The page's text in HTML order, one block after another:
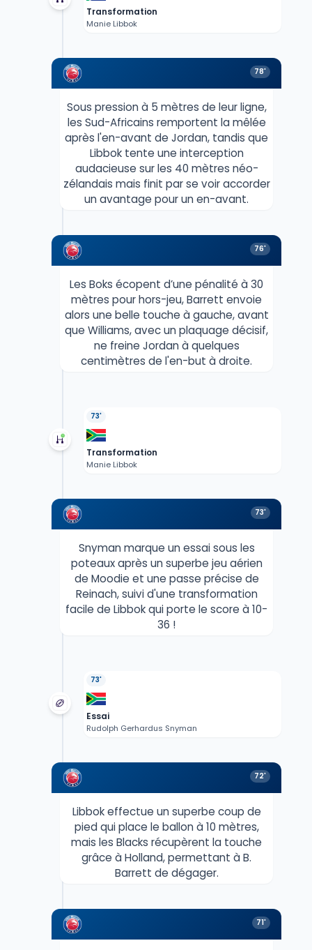
Transformation
Manie Libbok
78'
Sous pression à 5 mètres de leur ligne,
les Sud-Africains remportent la mêlée
après l'en-avant de Jordan, tandis que
Libbok tente une interception
audacieuse sur les 40 mètres néo-
zélandais mais finit par se voir accorder
un avantage pour un en-avant.
76'
Les Boks écopent d’une pénalité à 30
mètres pour hors-jeu, Barrett envoie
alors une belle touche à gauche, avant
que Williams, avec un plaquage décisif,
ne freine Jordan à quelques
centimètres de l'en-but à droite.
73'
Transformation
Manie Libbok
73'
Snyman marque un essai sous les
poteaux après un superbe jeu aérien
de Moodie et une passe précise de
Reinach, suivi d'une transformation
facile de Libbok qui porte le score à 10-
36 !
73'
Essai
Rudolph Gerhardus Snyman
72'
Libbok effectue un superbe coup de
pied qui place le ballon à 10 mètres,
mais les Blacks récupèrent la touche
grâce à Holland, permettant à B.
Barrett de dégager.
71'